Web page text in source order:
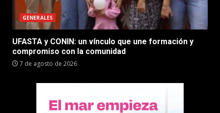
GENERALES
UFASTA y CONIN: un vínculo que une formación y
compromiso con la comunidad
7 de agosto de 2026